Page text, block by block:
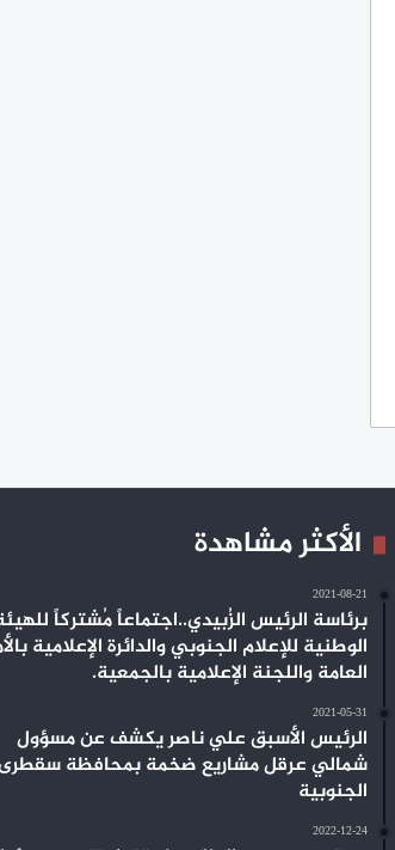
الأكثر مشاهدة
2021-08-21
برئاسة الرئيس الزُبيدي..اجتماعاً مُشتركاً
الوطنية للإعلام الجنوبي والدائرة الإعلامية
العامة واللجنة الإعلامية بالجمعية.
2021-05-31
الرئيس الأسبق علي ناصر يكشف عن مسؤول
شمالي عرقل مشاريع ضخمة بمحافظة
الجنوبية
2022-12-24